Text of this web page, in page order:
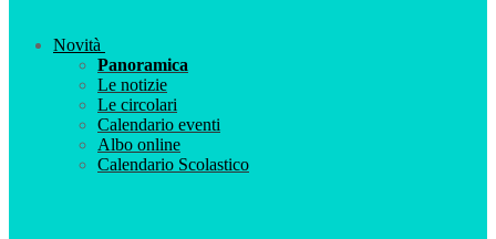
Novità
Panoramica
Le notizie
Le circolari
Calendario eventi
Albo online
Calendario Scolastico